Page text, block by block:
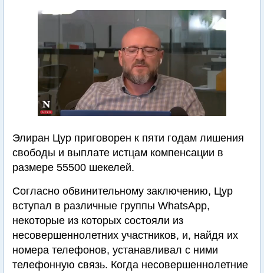
Элиран Цур приговорен к пяти годам лишения
свободы и выплате истцам компенсации в
размере 55500 шекелей.
Согласно обвинительному заключению, Цур
вступал в различные группы WhatsApp,
некоторые из которых состояли из
несовершеннолетних участников, и, найдя их
номера телефонов, устанавливал с ними
телефонную связь. Когда несовершеннолетние